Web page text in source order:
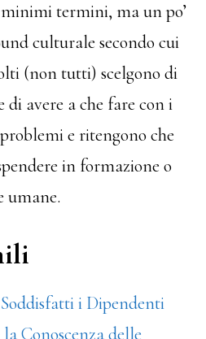
termini, ma un po’
culturale secondo cui
(non tutti) scelgono di
avere a che fare con i
e ritengono che
in formazione o
umane.
i Dipendenti
Conoscenza delle